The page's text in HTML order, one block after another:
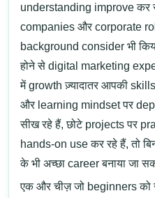
understanding improve
companies और corporate
background consider भी
होने से digital marketing
में growth ज़्यादातर आपकी
और learning mindsetपर
सीख रहे हैं, छोटे projects पर
hands-on use कर रहे हैं, तो
के भी अच्छा career बनाया जा
एक और चीज़ जो beginners को